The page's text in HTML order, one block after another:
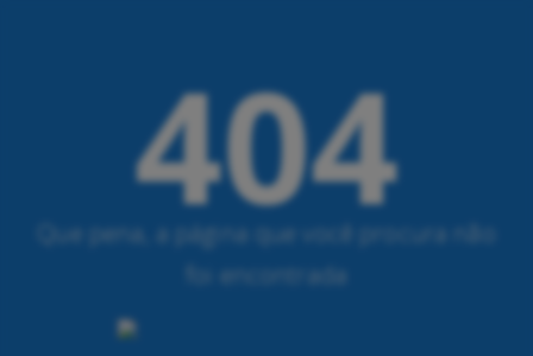
404
Que pena, a página que você procura não
foi encontrada